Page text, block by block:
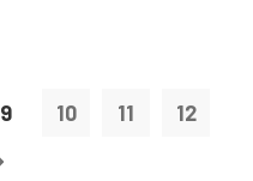
9 10 11 12